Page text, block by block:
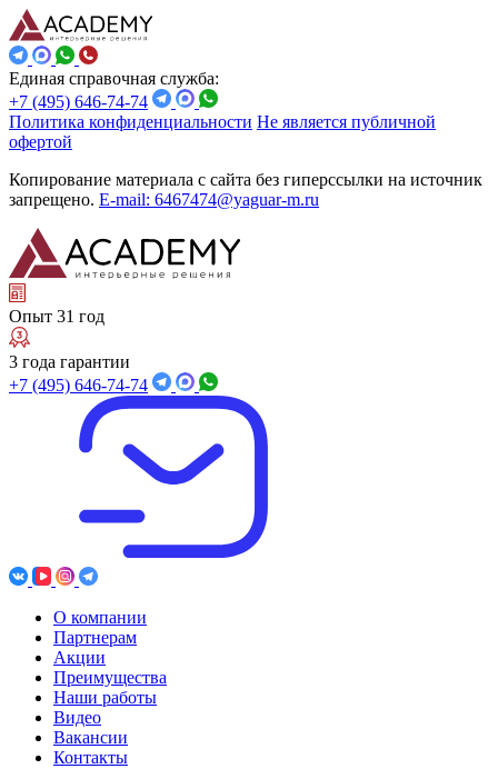
Единая справочная служба:
+7 (495) 646-74-74
Политика конфиденциальности Не является публичной
офертой
Копирование материала с сайта без гиперссылки на источник
запрещено. E-mail: 6467474@yaguar-m.ru
Опыт 31 год
3 года гарантии
+7 (495) 646-74-74
О компании
Партнерам
Акции
Преимущества
Наши работы
Видео
Вакансии
Контакты